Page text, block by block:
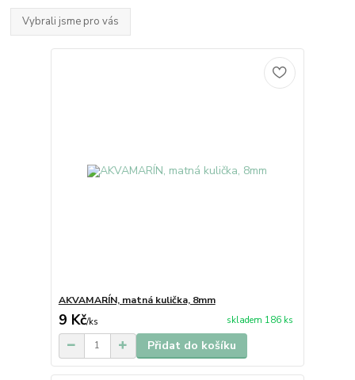
Vybrali jsme pro vás
AKVAMARÍN, matná kulička, 8mm
9 Kč/ks skladem 186 ks
Přidat do košíku